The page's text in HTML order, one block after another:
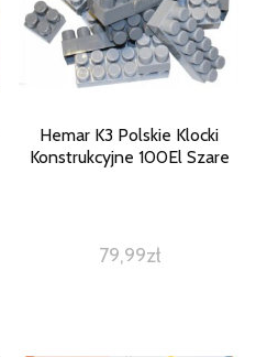
Hemar K3 Polskie Klocki
Konstrukcyjne 100El Szare
79,99zł